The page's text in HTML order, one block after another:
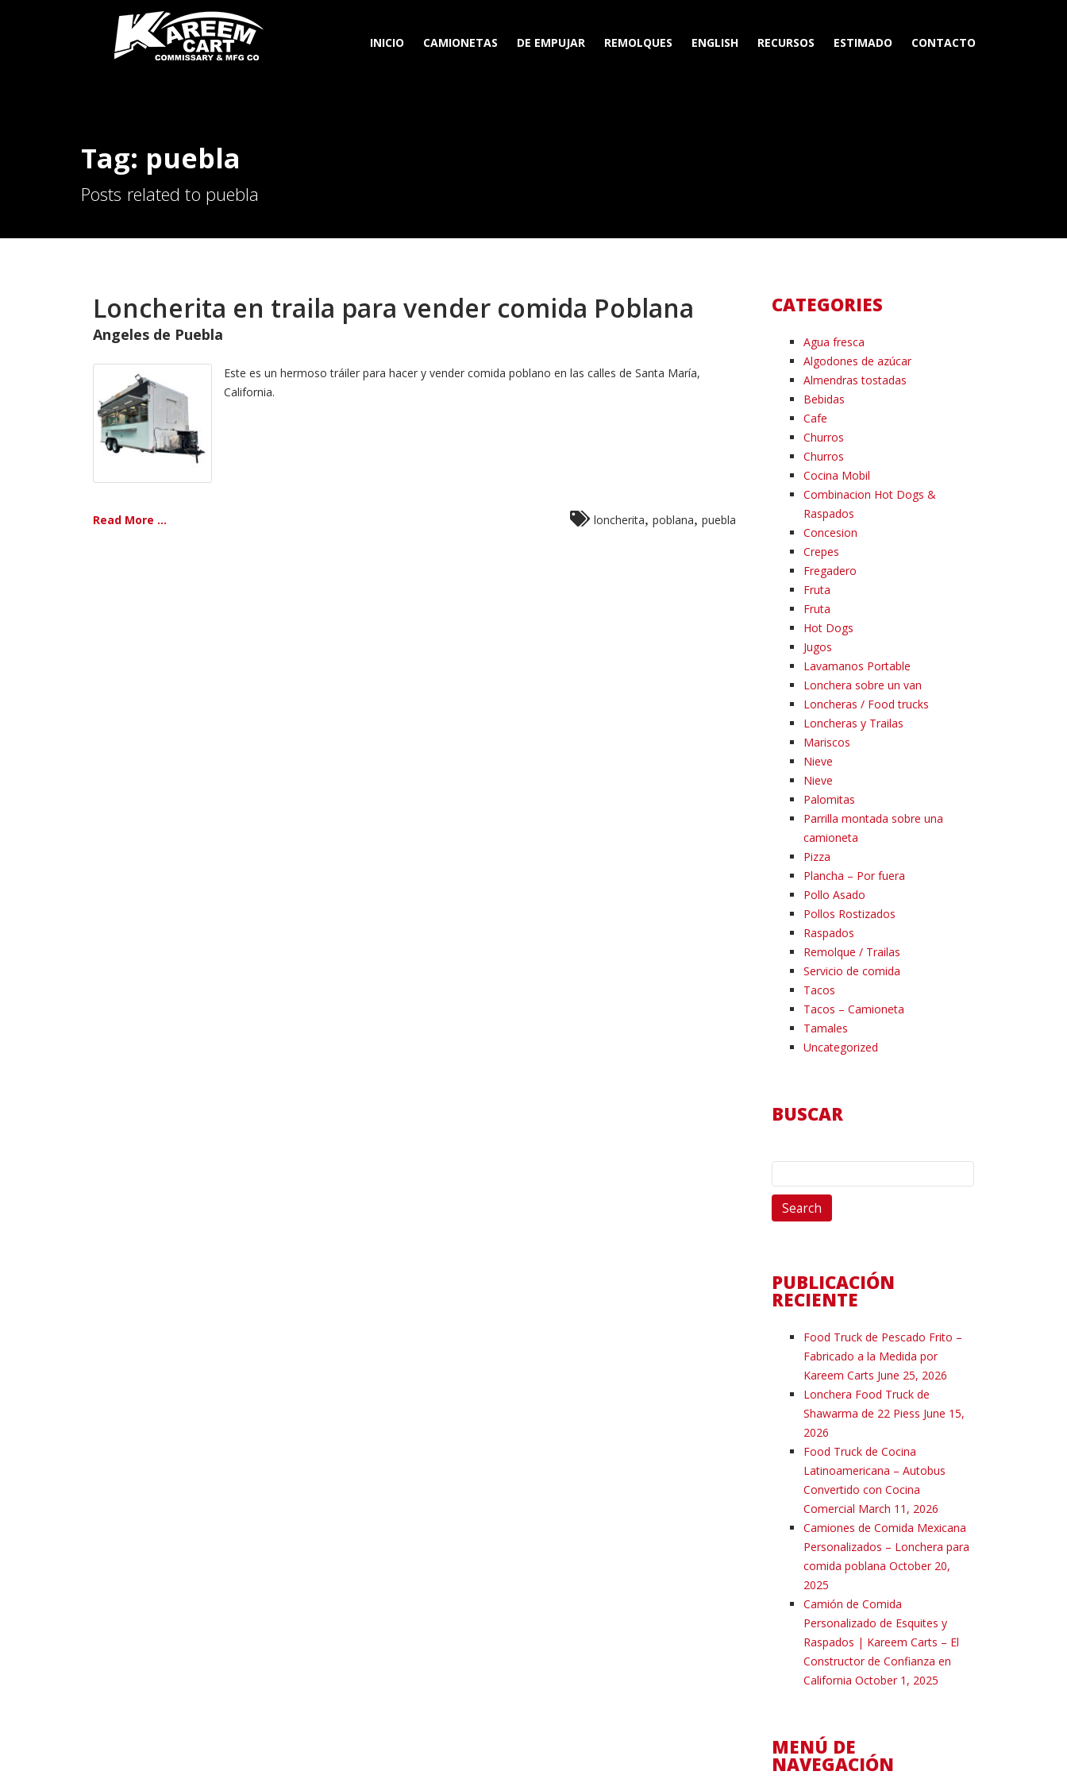
INICIO CAMIONETAS DE EMPUJAR REMOLQUES ENGLISH RECURSOS ESTIMADO CONTACTO
Tag: puebla
Posts related to puebla
Loncherita en traila para vender comida Poblana
Angeles de Puebla
Este es un hermoso tráiler para hacer y vender comida poblano en las calles de Santa María,
California.
Read More ... loncherita poblana puebla
CATEGORIES
Agua fresca
Algodones de azúcar
Almendras tostadas
Bebidas
Cafe
Churros
Churros
Cocina Mobil
Combinacion Hot Dogs &
Raspados
Concesion
Crepes
Fregadero
Fruta
Fruta
Hot Dogs
Jugos
Lavamanos Portable
Lonchera sobre un van
Loncheras / Food trucks
Loncheras y Trailas
Mariscos
Nieve
Nieve
Palomitas
Parrilla montada sobre una
camioneta
Pizza
Plancha – Por fuera
Pollo Asado
Pollos Rostizados
Raspados
Remolque / Trailas
Servicio de comida
Tacos
Tacos – Camioneta
Tamales
Uncategorized
BUSCAR
Search
for:
PUBLICACIÓN
RECIENTE
Food Truck de Pescado Frito –
Fabricado a la Medida por
Kareem Carts June 25, 2026
Lonchera Food Truck de
Shawarma de 22 Piess June 15,
2026
Food Truck de Cocina
Latinoamericana – Autobus
Convertido con Cocina
Comercial March 11, 2026
Camiones de Comida Mexicana
Personalizados – Lonchera para
comida poblana October 20,
2025
Camión de Comida
Personalizado de Esquites y
Raspados | Kareem Carts – El
Constructor de Confianza en
California October 1, 2025
MENÚ DE
NAVEGACIÓN